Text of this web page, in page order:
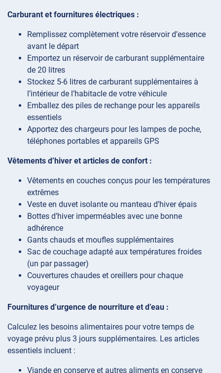
Carburant et fournitures électriques :
Remplissez complètement votre réservoir d’essence
avant le départ
Emportez un réservoir de carburant supplémentaire
de 20 litres
Stockez 5-6 litres de carburant supplémentaires à
l’intérieur de l’habitacle de votre véhicule
Emballez des piles de rechange pour les appareils
essentiels
Apportez des chargeurs pour les lampes de poche,
téléphones portables et appareils GPS
Vêtements d’hiver et articles de confort :
Vêtements en couches conçus pour les températures
extrêmes
Veste en duvet isolante ou manteau d’hiver épais
Bottes d’hiver imperméables avec une bonne
adhérence
Gants chauds et moufles supplémentaires
Sac de couchage adapté aux températures froides
(un par passager)
Couvertures chaudes et oreillers pour chaque
voyageur
Fournitures d’urgence de nourriture et d’eau :
Calculez les besoins alimentaires pour votre temps de
voyage prévu plus 3 jours supplémentaires. Les articles
essentiels incluent :
Viande en conserve et autres aliments en conserve